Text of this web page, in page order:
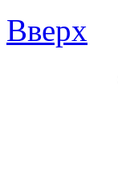
Вверх